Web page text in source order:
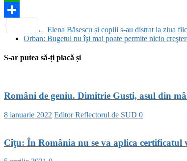
WhatsApp
Partajează
← Elena Băsescu și copiii s-au distrat la ziua
Orban: Bugetul nu îşi mai poate permite nicio
S-ar putea să-ți placă și
Români de geniu. Dimitrie Gusti, asul din
8 ianuarie 2022 Editor Reflectorul de SUD 0
Cîţu: În România nu se va aplica certificatul